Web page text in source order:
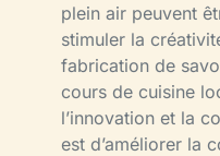
plein air peuvent
stimuler la
fabrication de
cours de cuisine
l’innovation et la
est d’améliorer la